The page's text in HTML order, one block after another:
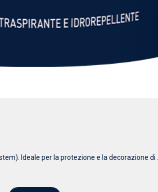
Ideale per la protezione e la decorazione di ...